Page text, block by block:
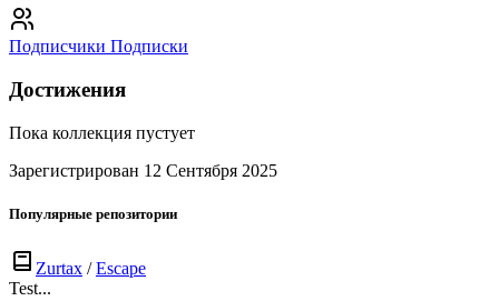
Подписчики Подписки
Достижения
Пока коллекция пустует
Зарегистрирован 12 Сентября 2025
Популярные репозитории
Zurtax /Escape
Test...